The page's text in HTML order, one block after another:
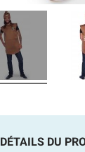
DÉTAILS DU